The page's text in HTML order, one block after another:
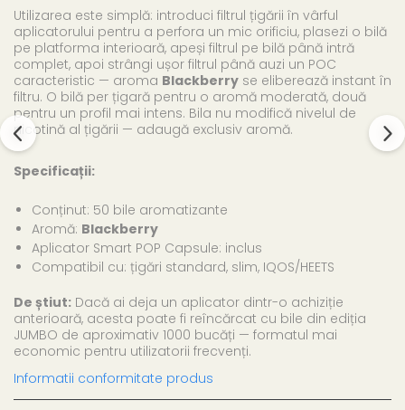
Utilizarea este simplă: introduci filtrul țigării în vârful
aplicatorului pentru a perfora un mic orificiu, plasezi o bilă
pe platforma interioară, apeși filtrul pe bilă până intră
complet, apoi strângi ușor filtrul până auzi un POC
caracteristic — aroma Blackberry se eliberează instant în
filtru. O bilă per țigară pentru o aromă moderată, două
pentru un profil mai intens. Bila nu modifică nivelul de
nicotină al țigării — adaugă exclusiv aromă.
Specificații:
Conținut: 50 bile aromatizante
Aromă: Blackberry
Aplicator Smart POP Capsule: inclus
Compatibil cu: țigări standard, slim, IQOS/HEETS
De știut: Dacă ai deja un aplicator dintr-o achiziție
anterioară, acesta poate fi reîncărcat cu bile din ediția
JUMBO de aproximativ 1000 bucăți — formatul mai
economic pentru utilizatorii frecvenți.
Informatii conformitate produs